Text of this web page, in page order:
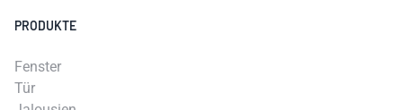
PRODUKTE
Fenster
Tür